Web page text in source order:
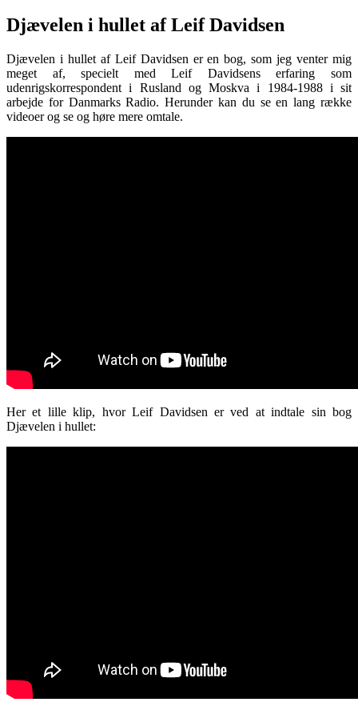
Djævelen i hullet af Leif Davidsen
Djævelen i hullet af Leif Davidsen er en bog, som jeg venter mig
meget af, specielt med Leif Davidsens erfaring som
udenrigskorrespondent i Rusland og Moskva i 1984-1988 i sit
arbejde for Danmarks Radio. Herunder kan du se en lang række
videoer og se og høre mere omtale.
Her et lille klip, hvor Leif Davidsen er ved at indtale sin bog
Djævelen i hullet: